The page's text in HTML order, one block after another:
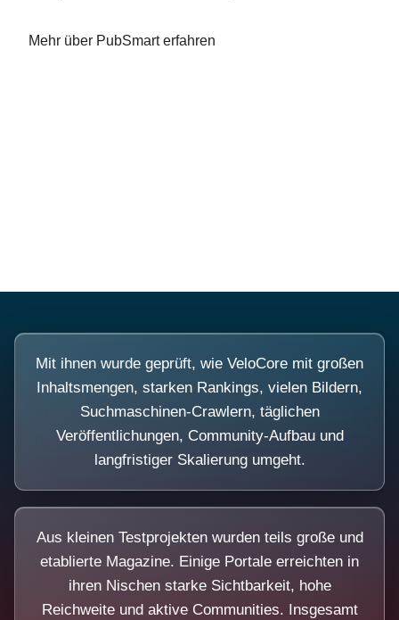
Mehr über PubSmart erfahren
Mit ihnen wurde geprüft, wie VeloCore mit großen
Inhaltsmengen, starken Rankings, vielen Bildern,
Suchmaschinen-Crawlern, täglichen
Veröffentlichungen, Community-Aufbau und
langfristiger Skalierung umgeht.
Aus kleinen Testprojekten wurden teils große und
etablierte Magazine. Einige Portale erreichten in
ihren Nischen starke Sichtbarkeit, hohe
Reichweite und aktive Communities. Insgesamt